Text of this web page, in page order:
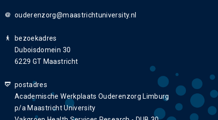
ouderenzorg
bezoekadres
Duboisdomein 30
6229 GT Maastricht
postadres
Academische Werkplaats Ouderenzorg Limburg
p/a Maastricht University